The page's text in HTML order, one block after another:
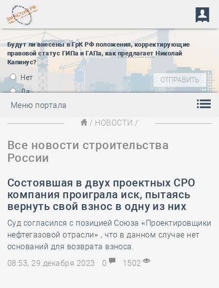
Будут ли внесены в ГрК РФ положения, корректирующие
правовой статус ГИПа и ГАПа, как предлагает Николай
Капинус?
Нет
Да
Меню портала
/ НОВОСТИ /
Все новости строительства
России
Состоявшая в двух проектных СРО
компания проиграла иск, пытаясь
вернуть свой взнос в одну из них
Суд согласился с позицией Союза «Проектировщики
нефтегазовой отрасли» , что в данном случае нет
оснований для возврата взноса.
08:53, 29 декабря 2023
0 1502